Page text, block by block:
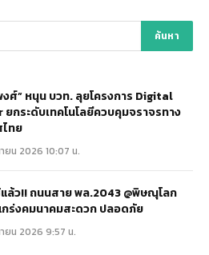
ศ์” หนุน บวท. ลุยโครงการ Digital
ยกระดับเทคโนโลยีควบคุมจราจรทาง
ทย
ยน 2026 10:07 น.
แล้ว!! ถนนสาย พล.2043 @พิษณุโลก
กร่งคมนาคมสะดวก ปลอดภัย
ยน 2026 9:57 น.